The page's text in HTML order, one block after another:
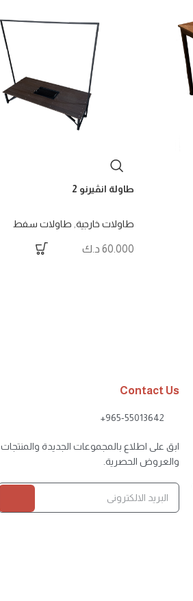
طاولة انڤيرنو 2
طاولات خارجية, طاولات سفط
60.000 د.ك
Contact Us
965-55013642+
ابق على اطلاع بالمجموعات الجديدة والمنتجات
والعروض الحصرية.